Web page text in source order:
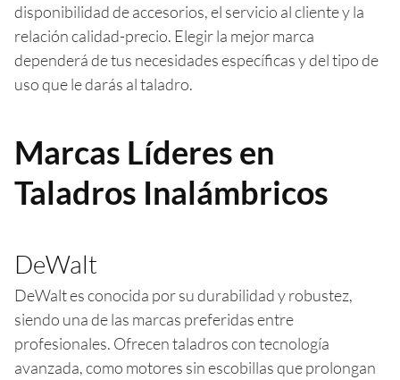
disponibilidad de accesorios, el servicio al cliente y la
relación calidad-precio. Elegir la mejor marca
dependerá de tus necesidades específicas y del tipo de
uso que le darás al taladro.
Marcas Líderes en
Taladros Inalámbricos
DeWalt
DeWalt es conocida por su durabilidad y robustez,
siendo una de las marcas preferidas entre
profesionales. Ofrecen taladros con tecnología
avanzada, como motores sin escobillas que prolongan